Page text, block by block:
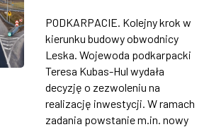
PODKARPACIE. Kolejny krok w
kierunku budowy obwodnicy
Leska. Wojewoda podkarpacki
Teresa Kubas-Hul wydała
decyzję o zezwoleniu na
realizację inwestycji. W ramach
zadania powstanie m.in. nowy